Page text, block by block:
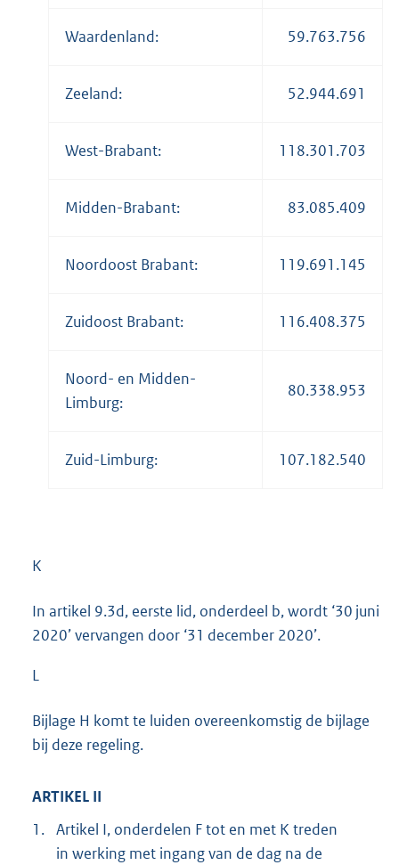
Waardenland: 59.763.756
Zeeland: 52.944.691
West-Brabant: 118.301.703
Midden-Brabant: 83.085.409
Noordoost Brabant: 119.691.145
Zuidoost Brabant: 116.408.375
Noord- en Midden-
Limburg:
80.338.953
Zuid-Limburg: 107.182.540
K
In artikel 9.3d, eerste lid, onderdeel b, wordt ‘30 juni
2020’ vervangen door ‘31 december 2020’.
L
Bijlage H komt te luiden overeenkomstig de bijlage
bij deze regeling.
ARTIKEL II
1. Artikel I, onderdelen F tot en met K treden
in werking met ingang van de dag na de